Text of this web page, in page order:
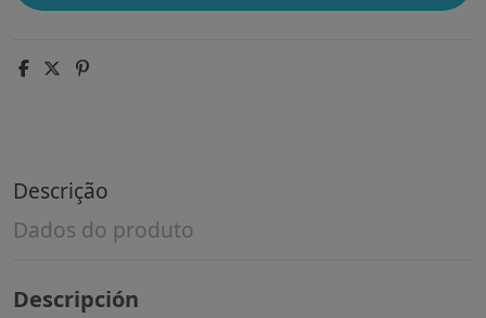
Descrição
Dados do produto
Descripción